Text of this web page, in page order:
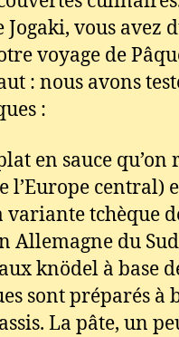
Jogaki, vous avez
voyage de
: nous avons
:
en sauce
l’Europe central)
variante tchèque
Allemagne du
knödel à base
sont préparés à
La pâte, un